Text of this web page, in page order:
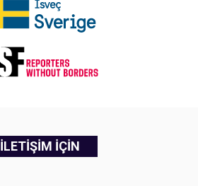
İLETİŞİM İÇİN